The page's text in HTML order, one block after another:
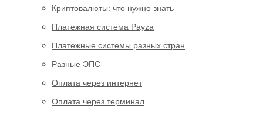
Криптовалюты: что нужно знать
Платежная система Payza
Платежные системы разных стран
Разные ЭПС
Оплата через интернет
Оплата через терминал